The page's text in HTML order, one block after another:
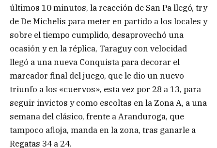
últimos 10 minutos, la reacción de San Pa llegó, try
de De Michelis para meter en partido a los locales y
sobre el tiempo cumplido, desaprovechó una
ocasión y en la réplica, Taraguy con velocidad
llegó a una nueva Conquista para decorar el
marcador final del juego, que le dio un nuevo
triunfo a los «cuervos», esta vez por 28 a 13, para
seguir invictos y como escoltas en la Zona A, a una
semana del clásico, frente a Aranduroga, que
tampoco afloja, manda en la zona, tras ganarle a
Regatas 34 a 24.